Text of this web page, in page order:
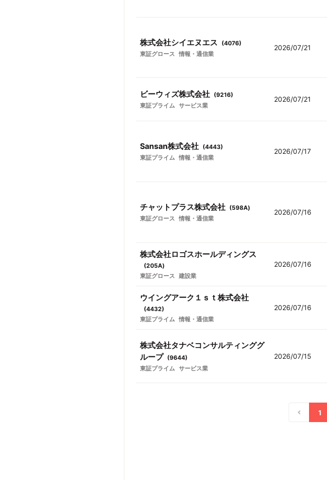
株式会社シイエヌエス (4076)
東証グロース 情報・通信業
2026/07/21
ビーウィズ株式会社 (9216)
東証プライム サービス業
2026/07/21
Sansan株式会社 (4443)
東証プライム 情報・通信業
2026/07/17
チャットプラス株式会社 (598A)
東証グロース 情報・通信業
2026/07/16
株式会社ロゴスホールディングス
(205A)
東証グロース 建設業
2026/07/16
ウイングアーク１ｓｔ株式会社
(4432)
東証プライム 情報・通信業
2026/07/16
株式会社タナベコンサルティンググ
ループ (9644)
東証プライム サービス業
2026/07/15
1